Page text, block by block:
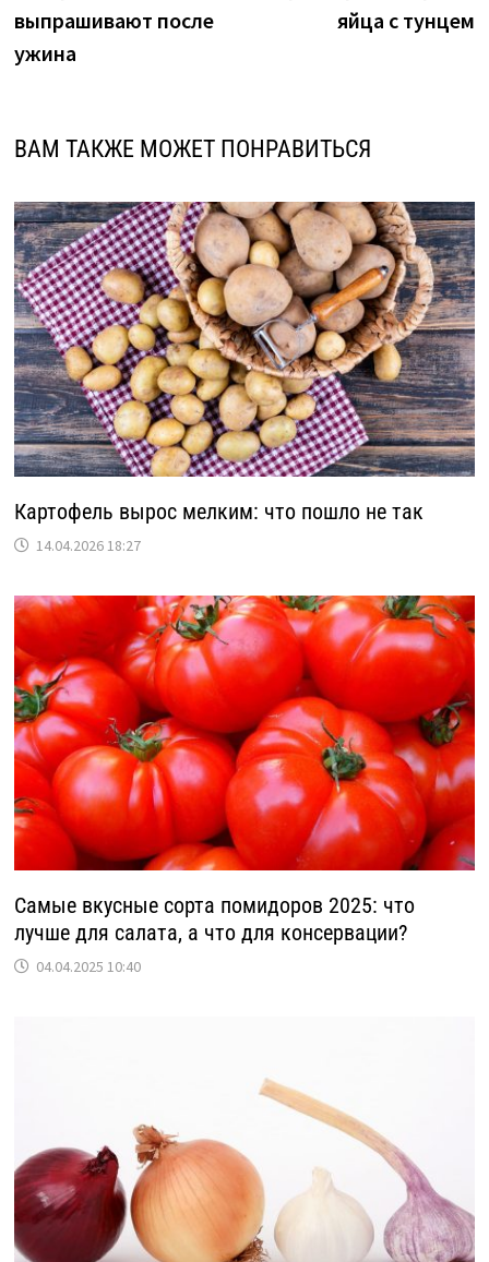
записям
выпрашивают после
ужина
яйца с тунцем
ВАМ ТАКЖЕ МОЖЕТ ПОНРАВИТЬСЯ
Картофель вырос мелким: что пошло не так
14.04.2026 18:27
Самые вкусные сорта помидоров 2025: что
лучше для салата, а что для консервации?
04.04.2025 10:40